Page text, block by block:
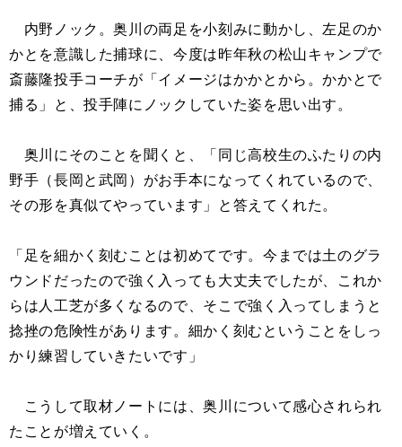
内野ノック。奥川の両足を小刻みに動かし、左足のか
かとを意識した捕球に、今度は昨年秋の松山キャンプで
斎藤隆投手コーチが「イメージはかかとから。かかとで
捕る」と、投手陣にノックしていた姿を思い出す。
奥川にそのことを聞くと、「同じ高校生のふたりの内
野手（長岡と武岡）がお手本になってくれているので、
その形を真似てやっています」と答えてくれた。
「足を細かく刻むことは初めてです。今までは土のグラ
ウンドだったので強く入っても大丈夫でしたが、これか
らは人工芝が多くなるので、そこで強く入ってしまうと
捻挫の危険性があります。細かく刻むということをしっ
かり練習していきたいです」
こうして取材ノートには、奥川について感心されられ
たことが増えていく。